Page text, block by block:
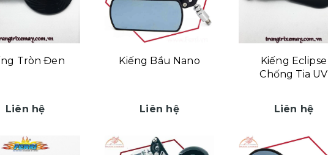
Tròn Đen
Liên hệ
Kiếng Bầu Nano
Liên hệ
Kiếng Eclipse
Chống Tia UV
Liên hệ